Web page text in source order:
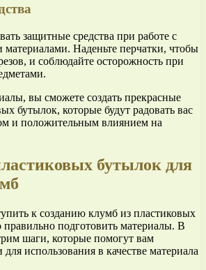
защитные средства при работе с
Наденьте перчатки, чтобы
и соблюдайте осторожность при
вы сможете создать прекрасные
бутылок, которые будут радовать вас
и положительным влиянием на
бутылок для
к созданию клумб из пластиковых
подготовить материалы. В
шаги, которые помогут вам
использования в качестве материала